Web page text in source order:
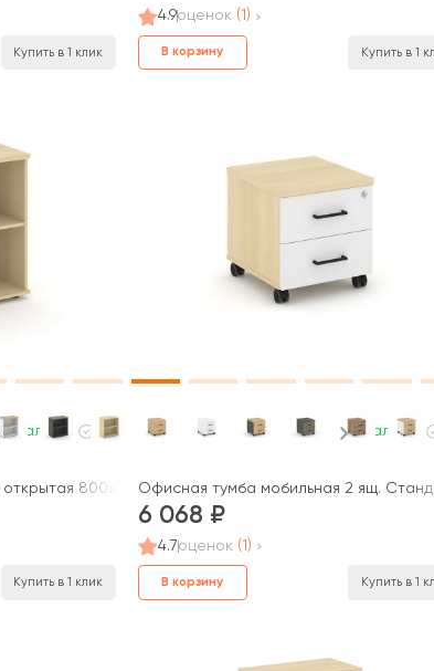
Купить в 1 клик
4.9оценок (1)
В корзину Купить в 1
В наличии
открытая 800x400x750 Стайл Проджект / Style Project
Купить в 1 клик
В наличии
Офисная тумба мобильная 2 ящ.
6 068
4.7оценок (1)
В корзину Купить в 1